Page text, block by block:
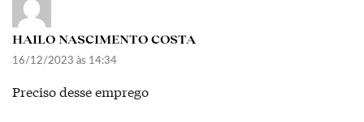
HAILO NASCIMENTO COSTA
16/12/2023 às 14:34
Preciso desse emprego